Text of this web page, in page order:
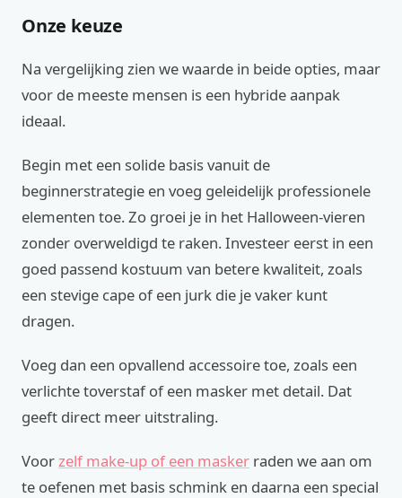
Onze keuze
Na vergelijking zien we waarde in beide opties, maar
voor de meeste mensen is een hybride aanpak
ideaal.
Begin met een solide basis vanuit de
beginnerstrategie en voeg geleidelijk professionele
elementen toe. Zo groei je in het Halloween-vieren
zonder overweldigd te raken. Investeer eerst in een
goed passend kostuum van betere kwaliteit, zoals
een stevige cape of een jurk die je vaker kunt
dragen.
Voeg dan een opvallend accessoire toe, zoals een
verlichte toverstaf of een masker met detail. Dat
geeft direct meer uitstraling.
Voorzelf make-up of een masker raden we aan om
te oefenen met basis schmink en daarna een special